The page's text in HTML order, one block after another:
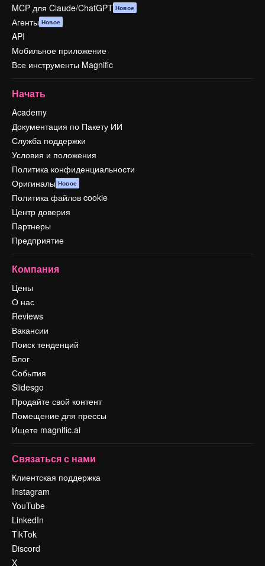
MCP для Claude/ChatGPT Новое
Агенты Новое
API
Мобильное приложение
Все инструменты Magnific
Начать
Academy
Документация по Пакету ИИ
Служба поддержки
Условия и положения
Политика конфиденциальности
Оригиналы Новое
Политика файлов cookie
Центр доверия
Партнеры
Предприятие
Компания
Цены
О нас
Reviews
Вакансии
Поиск тенденций
Блог
События
Slidesgo
Продайте свой контент
Помещение для прессы
Ищете magnific.ai
Связаться с нами
Клиентская поддержка
Instagram
YouTube
LinkedIn
TikTok
Discord
X